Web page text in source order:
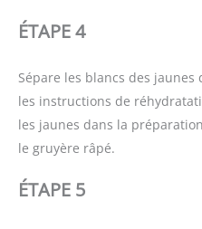
ÉTAPE 4
Sépare les blancs des
les instructions de
les jaunes dans la
le gruyère râpé.
ÉTAPE 5